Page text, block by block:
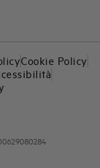
Cookie Policy